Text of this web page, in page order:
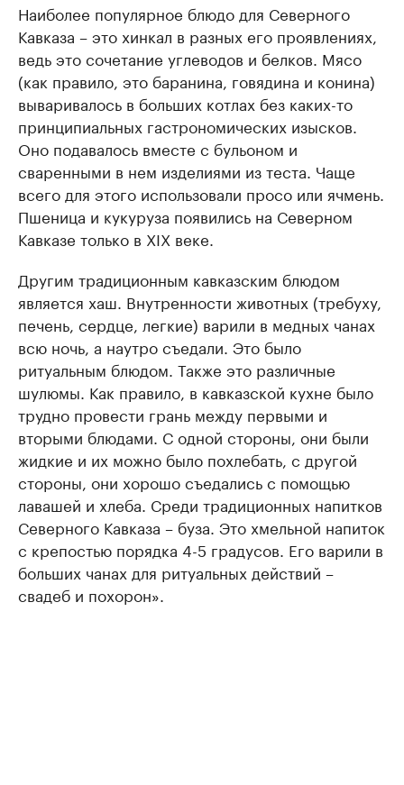
Наиболее популярное блюдо для Северного
Кавказа – это хинкал в разных его проявлениях,
ведь это сочетание углеводов и белков. Мясо
(как правило, это баранина, говядина и конина)
вываривалось в больших котлах без каких-то
принципиальных гастрономических изысков.
Оно подавалось вместе с бульоном и
сваренными в нем изделиями из теста. Чаще
всего для этого использовали просо или ячмень.
Пшеница и кукуруза появились на Северном
Кавказе только в XIX веке.
Другим традиционным кавказским блюдом
является хаш. Внутренности животных (требуху,
печень, сердце, легкие) варили в медных чанах
всю ночь, а наутро съедали. Это было
ритуальным блюдом. Также это различные
шулюмы. Как правило, в кавказской кухне было
трудно провести грань между первыми и
вторыми блюдами. С одной стороны, они были
жидкие и их можно было похлебать, с другой
стороны, они хорошо съедались с помощью
лавашей и хлеба. Среди традиционных напитков
Северного Кавказа – буза. Это хмельной напиток
с крепостью порядка 4-5 градусов. Его варили в
больших чанах для ритуальных действий –
свадеб и похорон».